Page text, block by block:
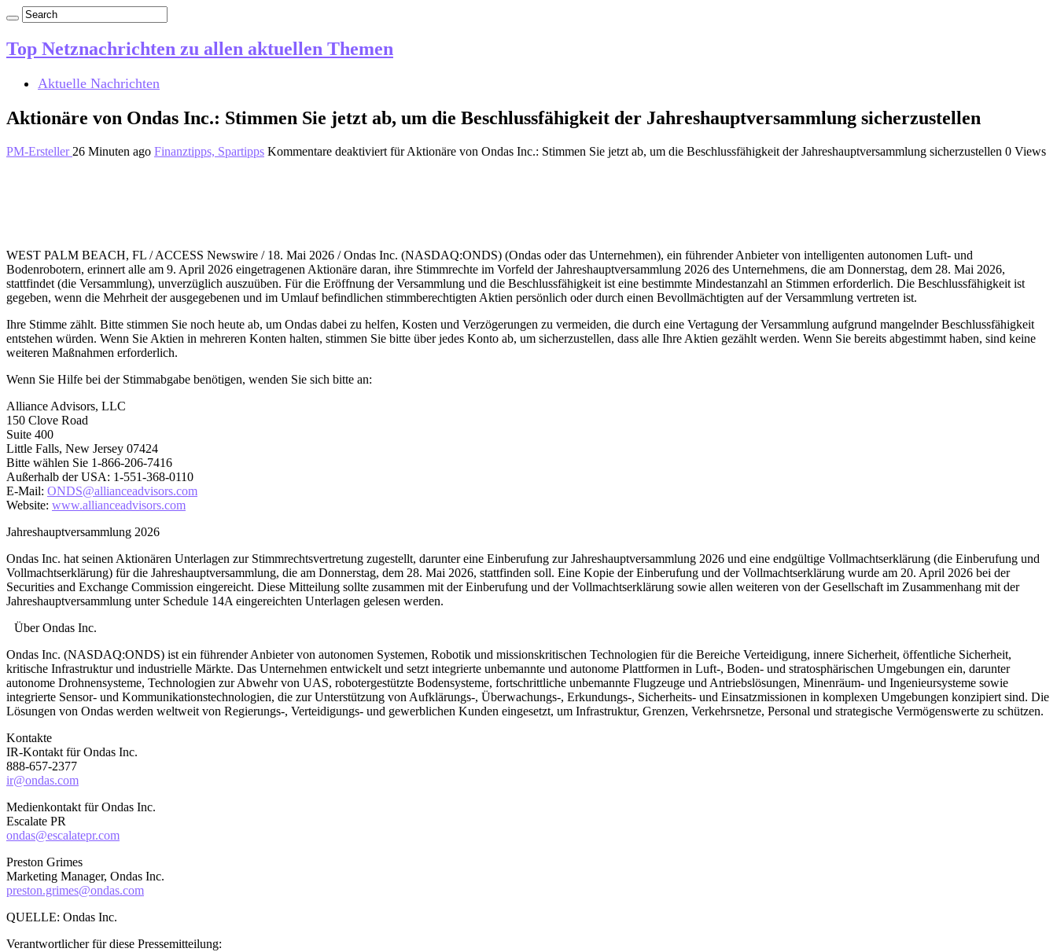
Top Netznachrichten zu allen aktuellen Themen
Aktuelle Nachrichten
Aktionäre von Ondas Inc.: Stimmen Sie jetzt ab, um die Beschlussfähigkeit der Jahreshauptversammlung sicherzustellen
PM-Ersteller 26 Minuten ago Finanztipps, Spartipps Kommentare deaktiviert für Aktionäre von Ondas Inc.: Stimmen Sie jetzt ab, um die Beschlussfähigkeit der Jahreshauptversammlung sicherzustellen 0 Views
WEST PALM BEACH, FL / ACCESS Newswire / 18. Mai 2026 / Ondas Inc. (NASDAQ:ONDS) (Ondas oder das Unternehmen), ein führender Anbieter von intelligenten autonomen Luft- und
Bodenrobotern, erinnert alle am 9. April 2026 eingetragenen Aktionäre daran, ihre Stimmrechte im Vorfeld der Jahreshauptversammlung 2026 des Unternehmens, die am Donnerstag, dem 28. Mai 2026,
stattfindet (die Versammlung), unverzüglich auszuüben. Für die Eröffnung der Versammlung und die Beschlussfähigkeit ist eine bestimmte Mindestanzahl an Stimmen erforderlich. Die Beschlussfähigkeit ist
gegeben, wenn die Mehrheit der ausgegebenen und im Umlauf befindlichen stimmberechtigten Aktien persönlich oder durch einen Bevollmächtigten auf der Versammlung vertreten ist.
Ihre Stimme zählt. Bitte stimmen Sie noch heute ab, um Ondas dabei zu helfen, Kosten und Verzögerungen zu vermeiden, die durch eine Vertagung der Versammlung aufgrund mangelnder Beschlussfähigkeit
entstehen würden. Wenn Sie Aktien in mehreren Konten halten, stimmen Sie bitte über jedes Konto ab, um sicherzustellen, dass alle Ihre Aktien gezählt werden. Wenn Sie bereits abgestimmt haben, sind keine
weiteren Maßnahmen erforderlich.
Wenn Sie Hilfe bei der Stimmabgabe benötigen, wenden Sie sich bitte an:
Alliance Advisors, LLC
150 Clove Road
Suite 400
Little Falls, New Jersey 07424
Bitte wählen Sie 1-866-206-7416
Außerhalb der USA: 1-551-368-0110
E-Mail: ONDS@allianceadvisors.com
Website: www.allianceadvisors.com
Jahreshauptversammlung 2026
Ondas Inc. hat seinen Aktionären Unterlagen zur Stimmrechtsvertretung zugestellt, darunter eine Einberufung zur Jahreshauptversammlung 2026 und eine endgültige Vollmachtserklärung (die Einberufung und
Vollmachtserklärung) für die Jahreshauptversammlung, die am Donnerstag, dem 28. Mai 2026, stattfinden soll. Eine Kopie der Einberufung und der Vollmachtserklärung wurde am 20. April 2026 bei der
Securities and Exchange Commission eingereicht. Diese Mitteilung sollte zusammen mit der Einberufung und der Vollmachtserklärung sowie allen weiteren von der Gesellschaft im Zusammenhang mit der
Jahreshauptversammlung unter Schedule 14A eingereichten Unterlagen gelesen werden.
Über Ondas Inc.
Ondas Inc. (NASDAQ:ONDS) ist ein führender Anbieter von autonomen Systemen, Robotik und missionskritischen Technologien für die Bereiche Verteidigung, innere Sicherheit, öffentliche Sicherheit,
kritische Infrastruktur und industrielle Märkte. Das Unternehmen entwickelt und setzt integrierte unbemannte und autonome Plattformen in Luft-, Boden- und stratosphärischen Umgebungen ein, darunter
autonome Drohnensysteme, Technologien zur Abwehr von UAS, robotergestützte Bodensysteme, fortschrittliche unbemannte Flugzeuge und Antriebslösungen, Minenräum- und Ingenieursysteme sowie
integrierte Sensor- und Kommunikationstechnologien, die zur Unterstützung von Aufklärungs-, Überwachungs-, Erkundungs-, Sicherheits- und Einsatzmissionen in komplexen Umgebungen konzipiert sind. Die
Lösungen von Ondas werden weltweit von Regierungs-, Verteidigungs- und gewerblichen Kunden eingesetzt, um Infrastruktur, Grenzen, Verkehrsnetze, Personal und strategische Vermögenswerte zu schützen.
Kontakte
IR-Kontakt für Ondas Inc.
888-657-2377
ir@ondas.com
Medienkontakt für Ondas Inc.
Escalate PR
ondas@escalatepr.com
Preston Grimes
Marketing Manager, Ondas Inc.
preston.grimes@ondas.com
QUELLE: Ondas Inc.
Verantwortlicher für diese Pressemitteilung: